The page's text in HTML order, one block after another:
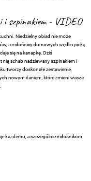
i szpinakiem - VIDEO
Niedzielny obiad nie może
a miłośnicy domowych wędlin pieką
się na kanapkę. Dziś
nią schab nadziewany szpinakiem i
tworzy doskonałe zestawienie,
nowym daniem, które zmieni wasze
każdemu, a szczególnie miłośnikom